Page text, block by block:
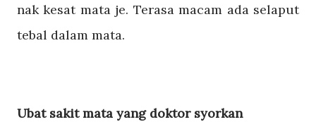
nak kesat mata je. Terasa macam ada selaput
tebal dalam mata.
Ubat sakit mata yang doktor syorkan